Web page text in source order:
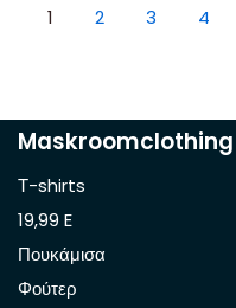
1 2 3 4
Maskroomclothing
Τ-shirts
19,99 E
Πουκάμισα
Φούτερ